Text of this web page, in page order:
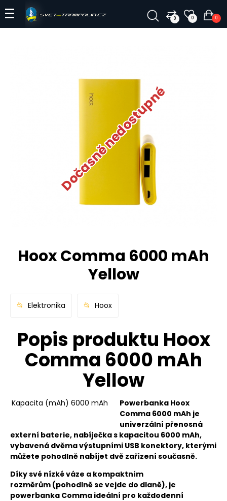
0 0 0
Dočasně nedostupné
Hoox Comma 6000 mAh
Yellow
Elektronika Hoox
Popis produktu Hoox
Comma 6000 mAh
Yellow
Kapacita (mAh) 6000 mAh
Powerbanka Hoox
Comma 6000 mAh je
univerzální přenosná
externí baterie, nabíječka s kapacitou 6000 mAh,
vybavená dvěma výstupními USB konektory, kterými
můžete pohodlně nabíjet dvě zařízení současně.
Díky své nízké váze a kompaktním
rozměrům (pohodlně se vejde do dlaně), je
powerbanka Comma ideální pro každodenní